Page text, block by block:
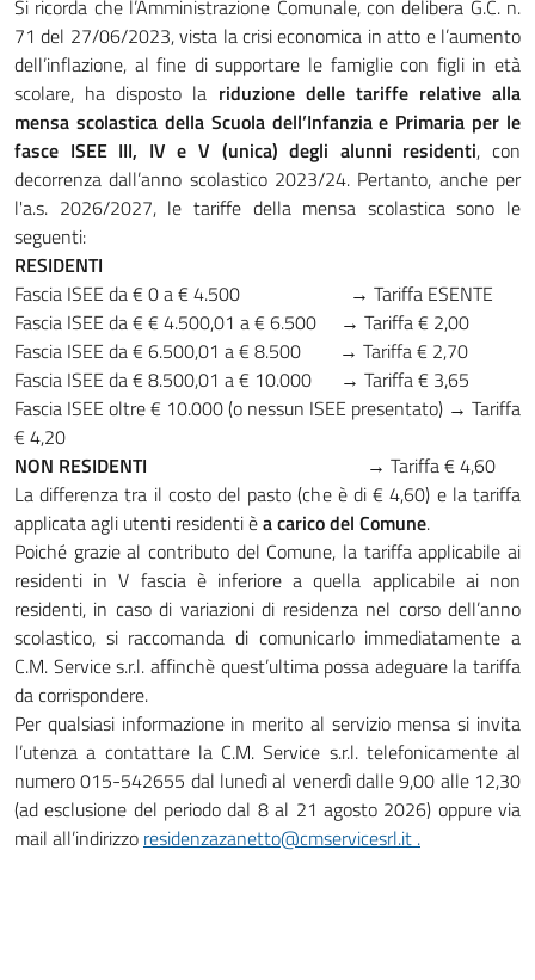
Si ricorda che l’Amministrazione Comunale, con delibera G.C. n.
71 del 27/06/2023, vista la crisi economica in atto e l’aumento
dell’inflazione, al fine di supportare le famiglie con figli in età
scolare, ha disposto la riduzione delle tariffe relative alla
mensa scolastica della Scuola dell’Infanzia e Primaria per le
fasce ISEE III, IV e V (unica) degli alunni residenti, con
decorrenza dall’anno scolastico 2023/24. Pertanto, anche per
l'a.s. 2026/2027, le tariffe della mensa scolastica sono le
seguenti:
RESIDENTI
Fascia ISEE da € 0 a € 4.500 → Tariffa ESENTE
Fascia ISEE da € € 4.500,01 a € 6.500 → Tariffa € 2,00
Fascia ISEE da € 6.500,01 a € 8.500 → Tariffa € 2,70
Fascia ISEE da € 8.500,01 a € 10.000 → Tariffa € 3,65
Fascia ISEE oltre € 10.000 (o nessun ISEE presentato) → Tariffa
€ 4,20
NON RESIDENTI
→ Tariffa € 4,60
La differenza tra il costo del pasto (che è di € 4,60) e la tariffa
applicata agli utenti residenti èa carico del Comune.
Poiché grazie al contributo del Comune, la tariffa applicabile ai
residenti in V fascia è inferiore a quella applicabile ai non
residenti, in caso di variazioni di residenza nel corso dell’anno
scolastico, si raccomanda di comunicarlo immediatamente a
C.M. Service s.r.l. affinchè quest’ultima possa adeguare la tariffa
da corrispondere.
Per qualsiasi informazione in merito al servizio mensa si invita
l’utenza a contattare la C.M. Service s.r.l. telefonicamente al
numero 015-542655 dal lunedì al venerdì dalle 9,00 alle 12,30
(ad esclusione del periodo dal 8 al 21 agosto 2026) oppure via
mail all’indirizzo residenzazanetto@cmservicesrl.it .